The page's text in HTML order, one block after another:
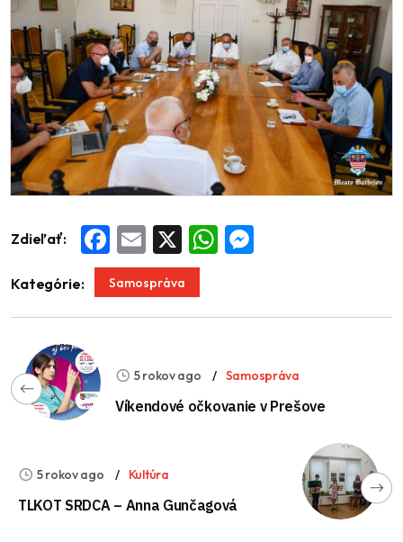
Zdieľať: Facebook
Email WhatsApp
Kategórie: Samospráva
5 rokov ago Samospráva
Víkendové očkovanie v Prešove
5 rokov ago Kultúra
TLKOT SRDCA – Anna Gunčagová